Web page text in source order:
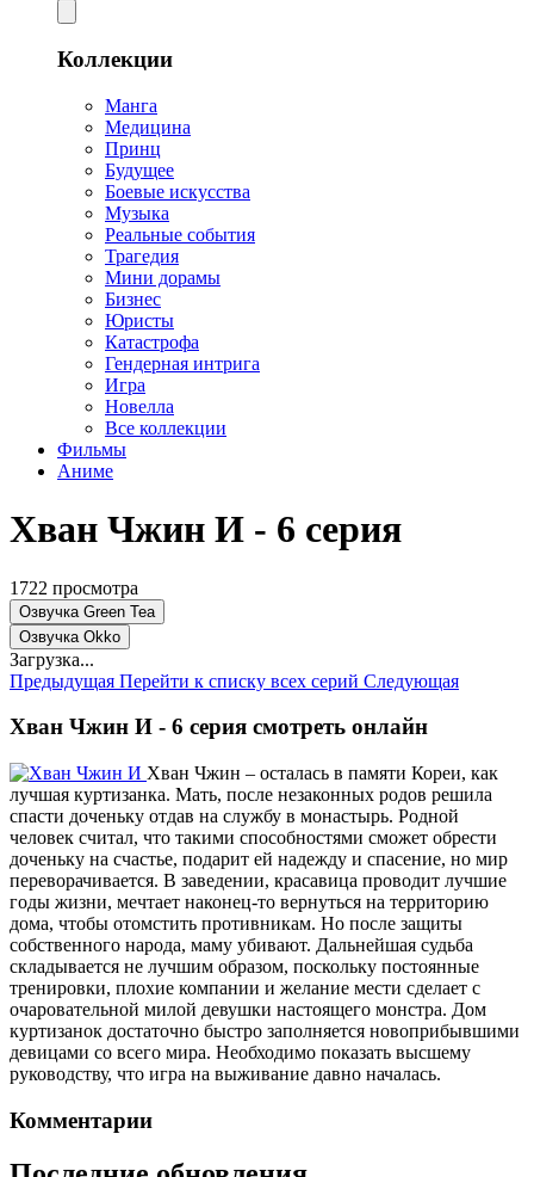
Коллекции
Манга
Медицина
Принц
Будущее
Боевые искусства
Музыка
Реальные события
Трагедия
Мини дорамы
Бизнес
Юристы
Катастрофа
Гендерная интрига
Игра
Новелла
Все коллекции
Фильмы
Аниме
Хван Чжин И - 6 серия
1722 просмотра
Озвучка Green Tea
Озвучка Okko
Загрузка...
Предыдущая Перейти к списку всех серий Следующая
Хван Чжин И - 6 серия смотреть онлайн
Хван Чжин – осталась в памяти Кореи, как
лучшая куртизанка. Мать, после незаконных родов решила
спасти доченьку отдав на службу в монастырь. Родной
человек считал, что такими способностями сможет обрести
доченьку на счастье, подарит ей надежду и спасение, но мир
переворачивается. В заведении, красавица проводит лучшие
годы жизни, мечтает наконец-то вернуться на территорию
дома, чтобы отомстить противникам. Но после защиты
собственного народа, маму убивают. Дальнейшая судьба
складывается не лучшим образом, поскольку постоянные
тренировки, плохие компании и желание мести сделает с
очаровательной милой девушки настоящего монстра. Дом
куртизанок достаточно быстро заполняется новоприбывшими
девицами со всего мира. Необходимо показать высшему
руководству, что игра на выживание давно началась.
Комментарии